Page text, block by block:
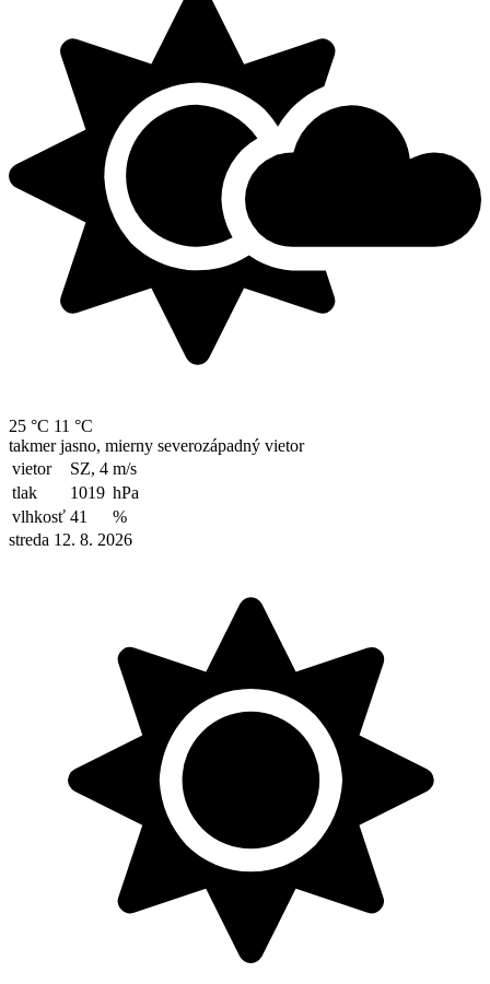
25 °C 11 °C
takmer jasno, mierny severozápadný vietor
vietor
SZ, 4 m/s
tlak
1019 hPa
vlhkosť 41
%
streda 12. 8. 2026